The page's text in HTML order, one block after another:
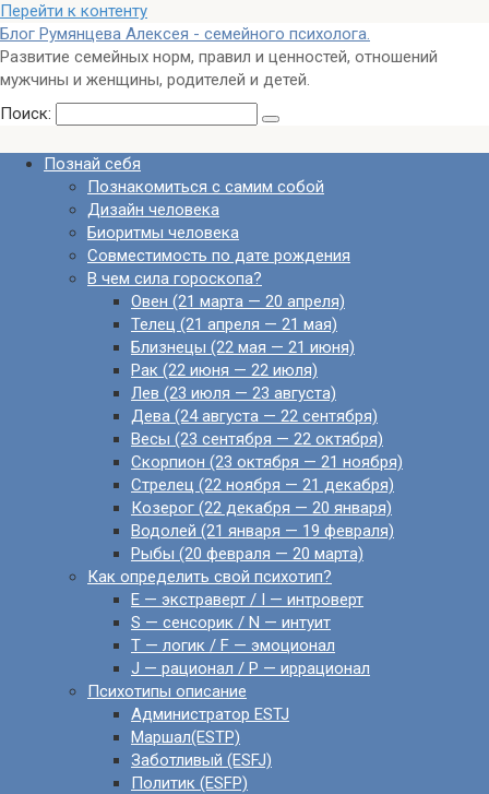
Перейти к контенту
Блог Румянцева Алексея - семейного психолога.
Развитие семейных норм, правил и ценностей, отношений
мужчины и женщины, родителей и детей.
Поиск:
Познай себя
Познакомиться с самим собой
Дизайн человека
Биоритмы человека
Совместимость по дате рождения
В чем сила гороскопа?
Овен (21 марта — 20 апреля)
Телец (21 апреля — 21 мая)
Близнецы (22 мая — 21 июня)
Рак (22 июня — 22 июля)
Лев (23 июля — 23 августа)
Дева (24 августа — 22 сентября)
Весы (23 сентября — 22 октября)
Скорпион (23 октября — 21 ноября)
Стрелец (22 ноября — 21 декабря)
Козерог (22 декабря — 20 января)
Водолей (21 января — 19 февраля)
Рыбы (20 февраля — 20 марта)
Как определить свой психотип?
E — экстраверт / I — интроверт
S — сенсорик / N — интуит
T — логик / F — эмоционал
J — рационал / P — иррационал
Психотипы описание
Администратор ESTJ
Маршал(ESTP)
Заботливый (ESFJ)
Политик (ESFP)